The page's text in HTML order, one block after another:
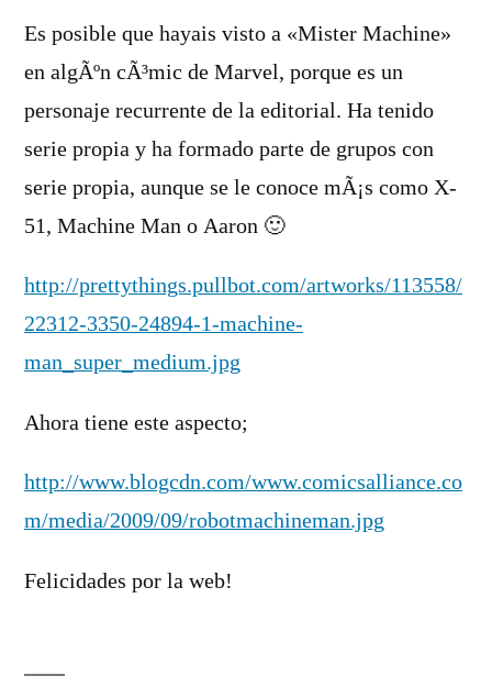
Es posible que hayais visto a «Mister Machine»
en algÃºn cÃ³mic de Marvel, porque es un
personaje recurrente de la editorial. Ha tenido
serie propia y ha formado parte de grupos con
serie propia, aunque se le conoce mÃ¡s como X-
51, Machine Man o Aaron 🙂
http://prettythings.pullbot.com/artworks/113558/
22312-3350-24894-1-machine-
man_super_medium.jpg
Ahora tiene este aspecto;
http://www.blogcdn.com/www.comicsalliance.co
m/media/2009/09/robotmachineman.jpg
Felicidades por la web!
Dejar